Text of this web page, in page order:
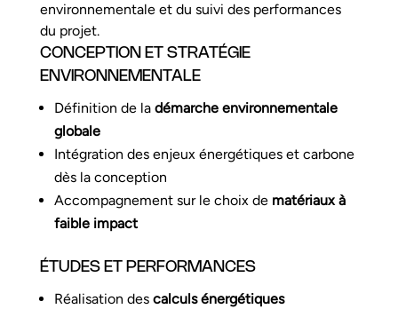
environnementale et du suivi des performances
du projet.
CONCEPTION ET STRATÉGIE
ENVIRONNEMENTALE
Définition de la démarche environnementale
globale
Intégration des enjeux énergétiques et carbone
dès la conception
Accompagnement sur le choix de matériaux à
faible impact
ÉTUDES ET PERFORMANCES
Réalisation des calculs énergétiques